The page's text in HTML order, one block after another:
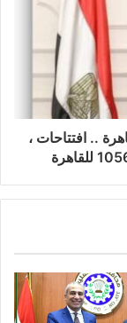
.. افتتاحات ،